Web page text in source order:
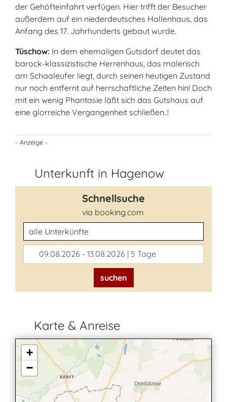
der Gehöfteinfahrt verfügen. Hier trifft der Besucher
außerdem auf ein niederdeutsches Hallenhaus, das
Anfang des 17. Jahrhunderts gebaut wurde.
Tüschow: In dem ehemaligen Gutsdorf deutet das
barock-klassizistische Herrenhaus, das malerisch
am Schaaleufer liegt, durch seinen heutigen Zustand
nur noch entfernt auf herrschaftliche Zeiten hin! Doch
mit ein wenig Phantasie läßt sich das Gutshaus auf
eine glorreiche Vergangenheit schließen..!
- Anzeige -
Unterkunft in Hagenow
Schnellsuche
via booking.com
Unterkunftsart
09.08.2026 - 13.08.2026 | 5 Tage
suchen
Karte & Anreise
+
−